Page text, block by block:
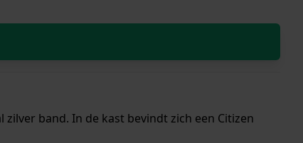
band. In de kast bevindt zich een Citizen